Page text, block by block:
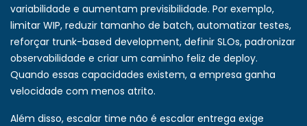
variabilidade e aumentam previsibilidade. Por exemplo,
limitar WIP, reduzir tamanho de batch, automatizar testes,
reforçar trunk-based development, definir SLOs, padronizar
observabilidade e criar um caminho feliz de deploy.
Quando essas capacidades existem, a empresa ganha
velocidade com menos atrito.
Além disso, escalar time não é escalar entrega exige